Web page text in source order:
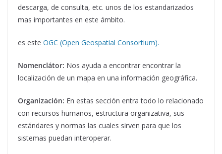
descarga, de consulta, etc. unos de los estandarizados
mas importantes en este ámbito.
es este OGC (Open Geospatial Consortium).
Nomenclátor: Nos ayuda a encontrar encontrar la
localización de un mapa en una información geográfica.
Organización: En estas sección entra todo lo relacionado
con recursos humanos, estructura organizativa, sus
estándares y normas las cuales sirven para que los
sistemas puedan interoperar.